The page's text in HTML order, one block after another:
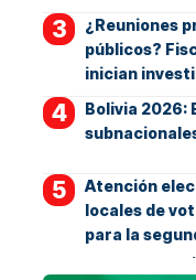
¿Reuniones
públicos?
inician
Bolivia 2026:
Atención
locales de
para la